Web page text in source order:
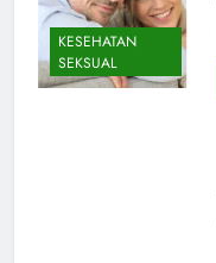
KESEHATAN
SEKSUAL